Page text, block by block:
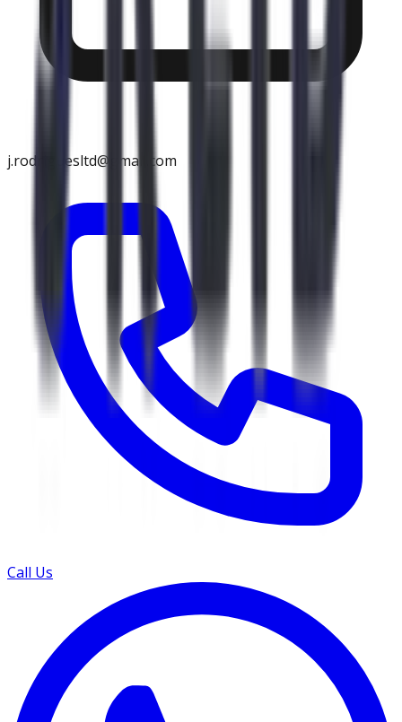
j.rodriguesltd@gmail.com
Call Us